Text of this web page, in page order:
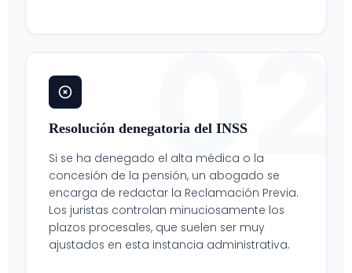
02
Resolución denegatoria del INSS
Si se ha denegado el alta médica o la
concesión de la pensión, un abogado se
encarga de redactar la Reclamación Previa.
Los juristas controlan minuciosamente los
plazos procesales, que suelen ser muy
ajustados en esta instancia administrativa.